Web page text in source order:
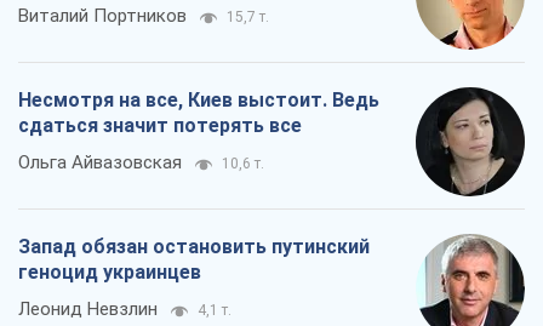
Виталий Портников 15,7 т.
Несмотря на все, Киев выстоит. Ведь
сдаться значит потерять все
Ольга Айвазовская 10,6 т.
Запад обязан остановить путинский
геноцид украинцев
Леонид Невзлин 4,1 т.